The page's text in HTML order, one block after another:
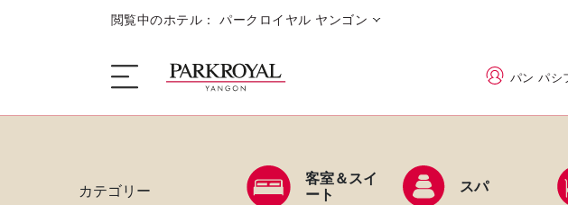
閲覧中のホテル： パークロイヤル ヤンゴン
パン パシ
ザ・ホテル
カテゴリー
客室＆スイ
ート
スパ